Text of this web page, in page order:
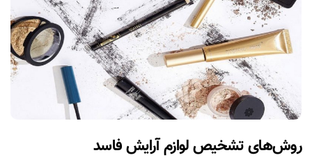
روش‌های تشخیص لوازم آرایش فاسد